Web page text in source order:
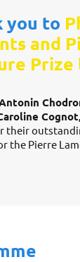
you to
and
their
the Pierre